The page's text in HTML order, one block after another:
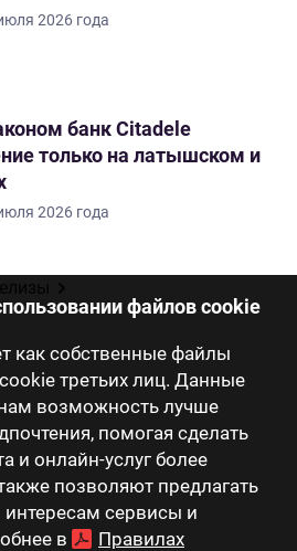
файлов cookie
как собственные файлы
третьих лиц. Данные
возможность лучше
помогая сделать
и онлайн-услуг более
позволяют предлагать
сервисы и
в
Правилах
2026 года
банк Citadele
только на латышском и
2026 года